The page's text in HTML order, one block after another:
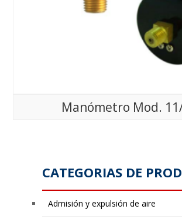
Manómetro Mod.
CATEGORIAS DE
Admisión y expulsión de aire